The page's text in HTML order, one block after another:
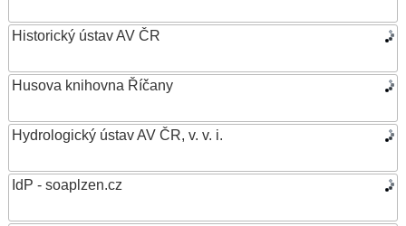
Historický ústav AV ČR
Husova knihovna Říčany
Hydrologický ústav AV ČR, v. v. i.
IdP - soaplzen.cz